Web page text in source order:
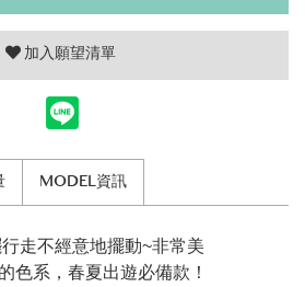
加入願望清單
MODEL資訊
走不經意地擺動~非常美
色系，春夏出遊必備款！